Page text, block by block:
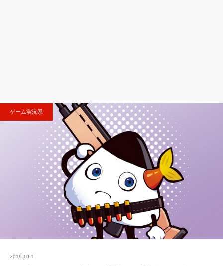
ゲーム実況系
2019.10.1